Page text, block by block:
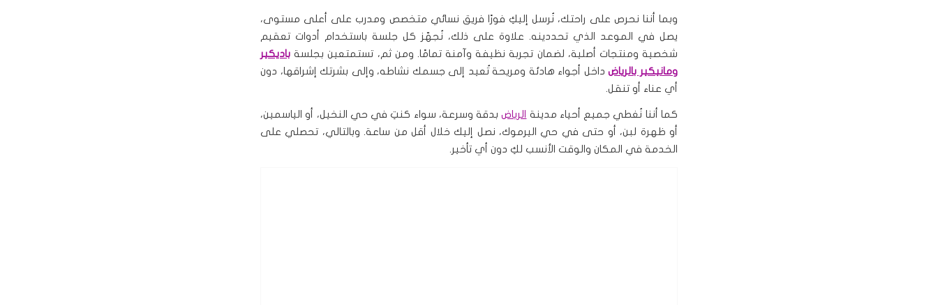
وبما أننا نحرص على راحتك، نُرسل إليكِ فورًا فريق نسائي متخصص ومدرب على أعلى مستوى،
يصل في الموعد الذي تحددينه. علاوة على ذلك، نُجهّز كل جلسة باستخدام أدوات تعقيم
شخصية ومنتجات أصلية، لضمان تجربة نظيفة وآمنة تمامًا. ومن ثم، تستمتعين بجلسة باديكير
ومانيكير بالرياضداخل أجواء هادئة ومريحة تُعيد إلى جسمك نشاطه، وإلى بشرتك إشراقها، دون
أي عناء أو تنقل.
كما أننا نُغطي جميع أحياء مدينة الرياضبدقة وسرعة، سواء كنتِ في حي النخيل، أو الياسمين،
أو ظهرة لبن، أو حتى في حي اليرموك، نصل إليك خلال أقل من ساعة. وبالتالي، تحصلي على
الخدمة في المكان والوقت الأنسب لكِ دون أي تأخير.